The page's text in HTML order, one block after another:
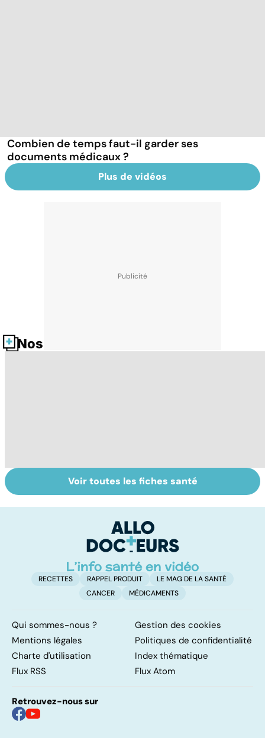
Combien de temps faut-il garder ses
documents médicaux ?
Plus de vidéos
Nos fiches santé
Tout savoir sur
les infections
Covid-19 : tout
savoir sur la
Voir toutes les fiches santé
RECETTES RAPPEL PRODUIT
LE MAG DE LA SANTÉ
CANCER
MÉDICAMENTS
Qui sommes-nous ?
Gestion des cookies
Mentions légales
Politiques de confidentialité
Charte d'utilisation
Index thématique
Flux RSS
Flux Atom
Retrouvez-nous sur